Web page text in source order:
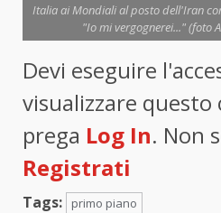
Italia ai Mondiali al posto dell'Iran
"Io mi vergognerei..." (foto
Devi eseguire
visualizzare
prega Log In. Non
Registrati
Tags: primo piano